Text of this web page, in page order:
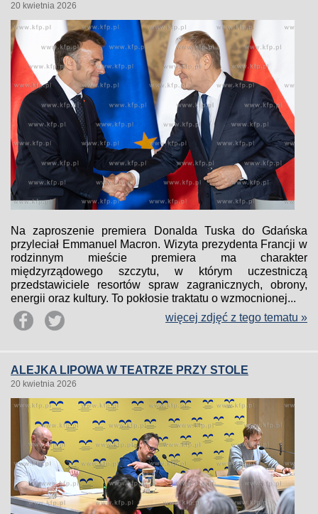
20 kwietnia 2026
Na zaproszenie premiera Donalda Tuska do Gdańska
przyleciał Emmanuel Macron. Wizyta prezydenta Francji w
rodzinnym mieście premiera ma charakter
międzyrządowego szczytu, w którym uczestniczą
przedstawiciele resortów spraw zagranicznych, obrony,
energii oraz kultury. To pokłosie traktatu o wzmocnionej...
więcej zdjęć z tego tematu »
ALEJKA LIPOWA W TEATRZE PRZY STOLE
20 kwietnia 2026